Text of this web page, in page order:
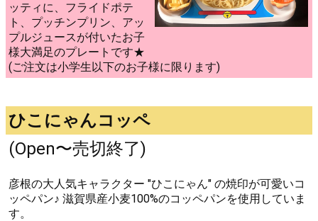
ッティに、フライドポテ
ト、プッチンプリン、アッ
プルジュースが付いたお子
様大満足のプレートです★
(ご注文は小学生以下のお子様に限ります)
ひこにゃんコッペ
(Open〜売切終了)
彦根の大人気キャラクター "ひこにゃん" の焼印が可愛いコ
ッペパン♪ 滋賀県産小麦100%のコッペパンを使用していま
す。